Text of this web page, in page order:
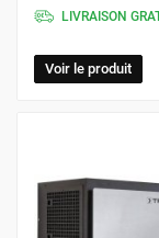
LIVRAISON
Voir le produit